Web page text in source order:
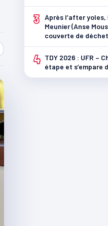
3 Après l’after yoles,
Meunier (Anse
couverte de
4 TDY 2026 : UFR –
étape et s’empare